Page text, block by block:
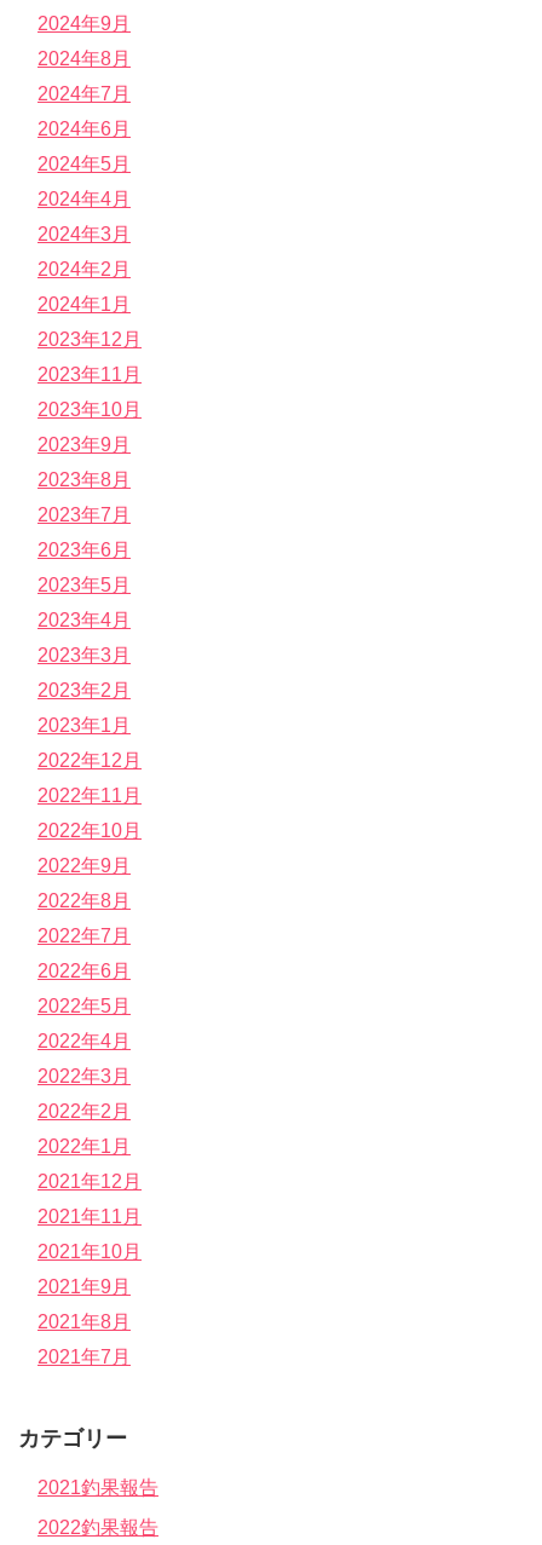
2024年9月
2024年8月
2024年7月
2024年6月
2024年5月
2024年4月
2024年3月
2024年2月
2024年1月
2023年12月
2023年11月
2023年10月
2023年9月
2023年8月
2023年7月
2023年6月
2023年5月
2023年4月
2023年3月
2023年2月
2023年1月
2022年12月
2022年11月
2022年10月
2022年9月
2022年8月
2022年7月
2022年6月
2022年5月
2022年4月
2022年3月
2022年2月
2022年1月
2021年12月
2021年11月
2021年10月
2021年9月
2021年8月
2021年7月
カテゴリー
2021釣果報告
2022釣果報告